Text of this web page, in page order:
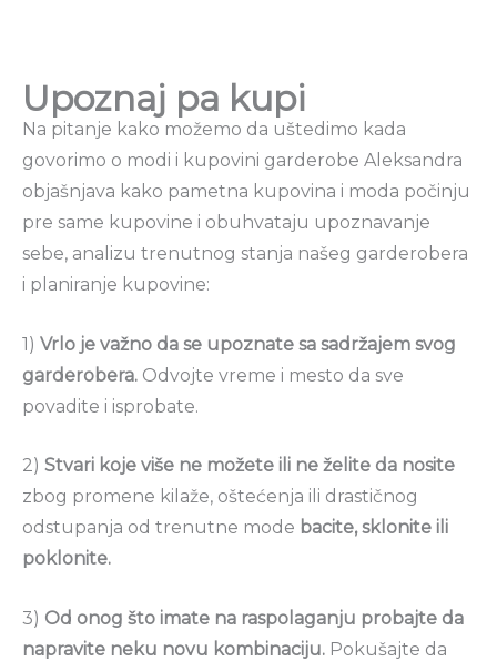
Upoznaj pa kupi
Na pitanje kako možemo da uštedimo kada
govorimo o modi i kupovini garderobe Aleksandra
objašnjava kako pametna kupovina i moda počinju
pre same kupovine i obuhvataju upoznavanje
sebe, analizu trenutnog stanja našeg garderobera
i planiranje kupovine:
1) Vrlo je važno da se upoznate sa sadržajem svog
garderobera. Odvojte vreme i mesto da sve
povadite i isprobate.
2) Stvari koje više ne možete ili ne želite da nosite
zbog promene kilaže, oštećenja ili drastičnog
odstupanja od trenutne mode bacite, sklonite ili
poklonite.
3) Od onog što imate na raspolaganju probajte da
napravite neku novu kombinaciju. Pokušajte da